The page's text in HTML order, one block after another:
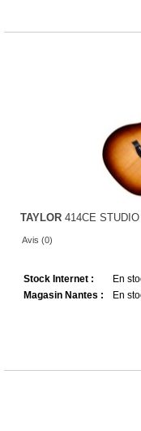
TAYLOR 414CE
Avis (0)
Stock Internet :
En
Magasin Nantes :
En